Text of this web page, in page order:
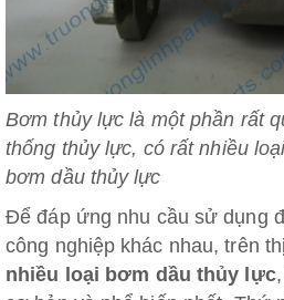
Bơm thủy lực là một phần rất
thống thủy lực, có rất nhiều
bơm dầu thủy lực
Để đáp ứng nhu cầu sử dụng
công nghiệp khác nhau, trên
nhiều loại bơm dầu thủy lực